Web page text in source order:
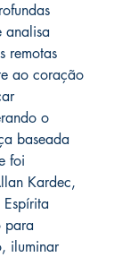
analisa
remotas
ao coração
o
baseada
foi
Kardec,
para
iluminar